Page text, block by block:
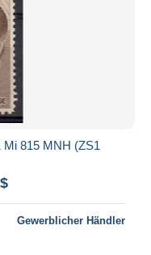
Mi 815 MNH (ZS1
Gewerblicher Händler